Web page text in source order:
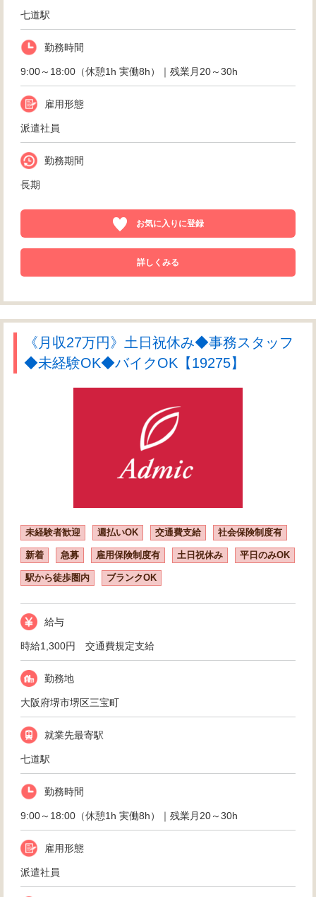
七道駅
勤務時間
9:00～18:00（休憩1h 実働8h）｜残業月20～30h
雇用形態
派遣社員
勤務期間
長期
お気に入りに登録
詳しくみる
《月収27万円》土日祝休み◆事務スタッフ
◆未経験OK◆バイクOK【19275】
未経験者歓迎 週払いOK 交通費支給 社会保険制度有
新着 急募 雇用保険制度有 土日祝休み 平日のみOK
駅から徒歩圏内 ブランクOK
給与
時給1,300円 交通費規定支給
勤務地
大阪府堺市堺区三宝町
就業先最寄駅
七道駅
勤務時間
9:00～18:00（休憩1h 実働8h）｜残業月20～30h
雇用形態
派遣社員